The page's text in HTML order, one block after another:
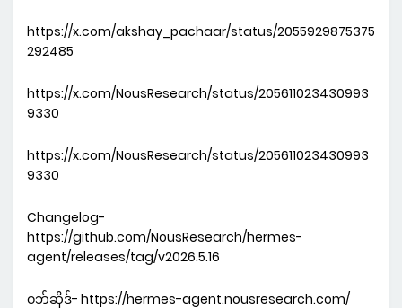
https://x.com/akshay_pachaar/status/2055929875375
292485
https://x.com/NousResearch/status/205611023430993
9330
https://x.com/NousResearch/status/205611023430993
9330
Changelog-
https://github.com/NousResearch/hermes-
agent/releases/tag/v2026.5.16
ဝဘ်ဆိုဒ်- https://hermes-agent.nousresearch.com/